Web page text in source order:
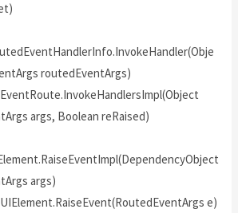
routedEventArgs)
args, Boolean reRaised)
args)
e)